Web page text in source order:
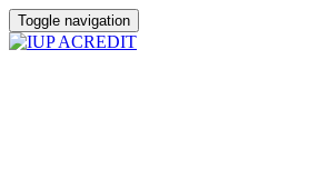
Toggle navigation